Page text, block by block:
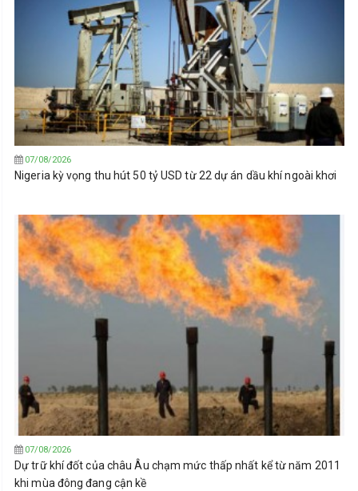
07/08/2026
Nigeria kỳ vọng thu hút 50 tỷ USD từ 22 dự án dầu khí ngoài khơi
07/08/2026
Dự trữ khí đốt của châu Âu chạm mức thấp nhất kể từ năm 2011
khi mùa đông đang cận kề